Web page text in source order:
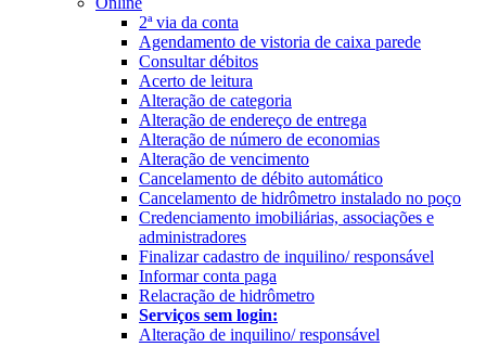
2ª via da conta
Agendamento de vistoria de caixa parede
Consultar débitos
Acerto de leitura
Alteração de categoria
Alteração de endereço de entrega
Alteração de número de economias
Alteração de vencimento
Cancelamento de débito automático
Cancelamento de hidrômetro instalado no poço
Credenciamento imobiliárias, associações e
administradores
Finalizar cadastro de inquilino/ responsável
Informar conta paga
Relacração de hidrômetro
Serviços sem login:
Alteração de inquilino/ responsável